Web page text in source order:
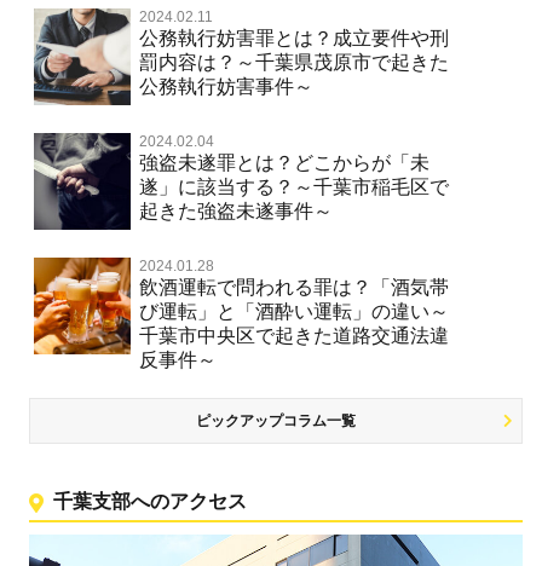
2024.02.11
公務執行妨害罪とは？成立要件や刑
罰内容は？～千葉県茂原市で起きた
公務執行妨害事件～
2024.02.04
強盗未遂罪とは？どこからが「未
遂」に該当する？～千葉市稲毛区で
起きた強盗未遂事件～
2024.01.28
飲酒運転で問われる罪は？「酒気帯
び運転」と「酒酔い運転」の違い～
千葉市中央区で起きた道路交通法違
反事件～
ピックアップコラム一覧
千葉支部へのアクセス